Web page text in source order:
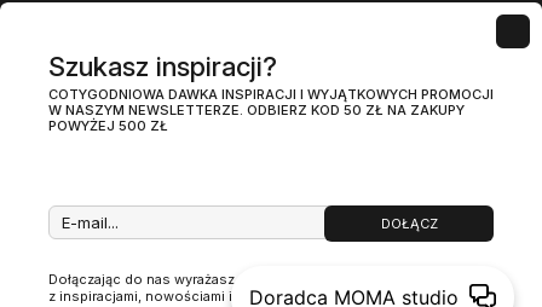
Regulamin Polityka prywatności
Zawartość tej strony jest chroniona prawem autorskim i
należy do MOMA studio sp z o. o.
Szukasz inspiracji?
COTYGODNIOWA DAWKA INSPIRACJI I WYJĄTKOWYCH PROMOCJI
W NASZYM NEWSLETTERZE. ODBIERZ KOD 50 ZŁ NA ZAKUPY
POWYŻEJ 500 ZŁ
DOŁĄCZ
Dołączając do nas wyrażasz zgodnę na otrzymywanie newslettera
z inspiracjami, nowościami i promocjami.(więcej)
Doradca MOMA studio